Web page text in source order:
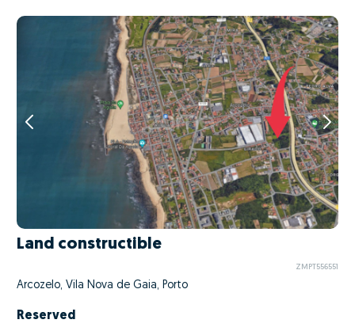
Land constructible
ZMPT556551
Arcozelo, Vila Nova de Gaia, Porto
Reserved